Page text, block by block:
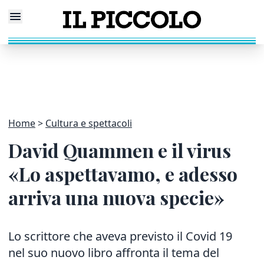
Home Cultura e spettacoli
David Quammen e il virus
«Lo aspettavamo, e adesso
arriva una nuova specie»
Lo scrittore che aveva previsto il Covid 19
nel suo nuovo libro affronta il tema del